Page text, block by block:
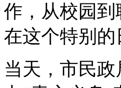
作，从校园
在这个特别
当天，市民